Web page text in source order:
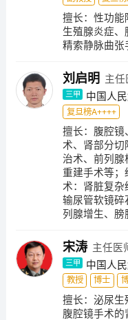
新膀胱术。擅长：性功能
生殖腺炎症、
精索静脉曲张
刘启明 主任
三甲 中国人
复旦榜A++++
擅长： 腹腔镜
术、肾部分
治术、前列
重建手术等
术：肾脏复杂
输尿管软镜
列腺增生、膀
宋涛 主任医
三甲 中国人
教授 博士
擅长：泌尿生
腹腔镜手术